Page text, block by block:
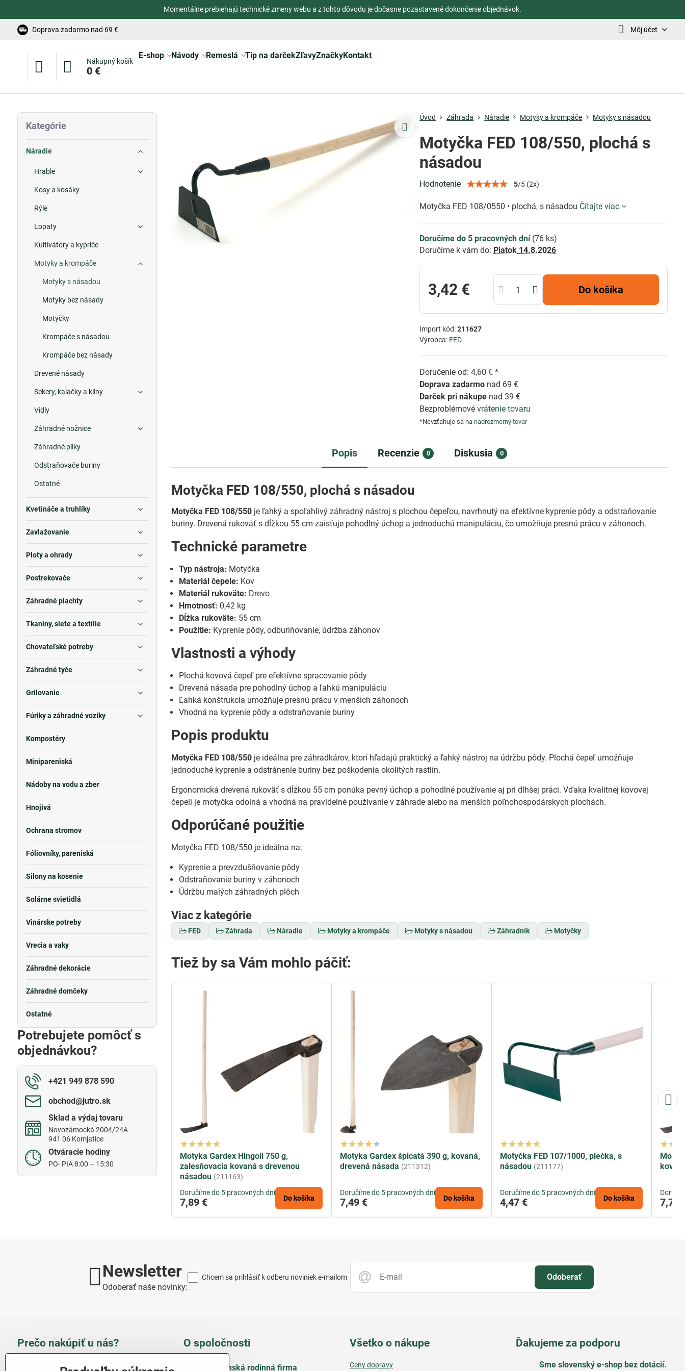
Momentálne prebiehajú technické zmeny webu a z tohto dôvodu je dočasne pozastavené dokončenie objednávok.
Doprava zadarmo nad 69 € Môj účet
Nákupný košík
0 €
E-shop Návody Remeslá Tip na darčekZľavyZnačkyKontakt
Úvod Záhrada Náradie Motyky a krompáče Motyky s násadou
Motyčka FED 108/550, plochá s
násadou
Hodnotenie 5/5 (2x)
Motyčka FED 108/0550 • plochá, s násadou Čítajte viac
Doručíme do 5 pracovných dní (76 ks)
Doručíme k vám do: Piatok 14.8.2026
3,42 € Do košíka
Import kód:211627
Výrobca: FED
Doručenie od: 4,60 € *
Doprava zadarmo nad 69 €
Darček pri nákupe nad 39 €
Bezproblémovévrátenie tovaru
*Nevzťahuje sa nanadrozmerný tovar
Popis Recenzie 0 Diskusia 0
Motyčka FED 108/550, plochá s násadou
Motyčka FED 108/550 je ľahký a spoľahlivý záhradný nástroj s plochou čepeľou, navrhnutý na efektívne kyprenie pôdy a odstraňovanie
buriny. Drevená rukoväť s dĺžkou 55 cm zaisťuje pohodlný úchop a jednoduchú manipuláciu, čo umožňuje presnú prácu v záhonoch.
Technické parametre
Typ nástroja: Motyčka
Materiál čepele: Kov
Materiál rukoväte: Drevo
Hmotnosť: 0,42 kg
Dĺžka rukoväte: 55 cm
Použitie: Kyprenie pôdy, odburiňovanie, údržba záhonov
Vlastnosti a výhody
Plochá kovová čepeľ pre efektívne spracovanie pôdy
Drevená násada pre pohodlný úchop a ľahkú manipuláciu
Ľahká konštrukcia umožňuje presnú prácu v menších záhonoch
Vhodná na kyprenie pôdy a odstraňovanie buriny
Popis produktu
Motyčka FED 108/550 je ideálna pre záhradkárov, ktorí hľadajú praktický a ľahký nástroj na údržbu pôdy. Plochá čepeľ umožňuje
jednoduché kyprenie a odstránenie buriny bez poškodenia okolitých rastlín.
Ergonomická drevená rukoväť s dĺžkou 55 cm ponúka pevný úchop a pohodlné používanie aj pri dlhšej práci. Vďaka kvalitnej kovovej
čepeli je motyčka odolná a vhodná na pravidelné používanie v záhrade alebo na menších poľnohospodárskych plochách.
Odporúčané použitie
Motyčka FED 108/550 je ideálna na:
Kyprenie a prevzdušňovanie pôdy
Odstraňovanie buriny v záhonoch
Údržbu malých záhradných plôch
Viac z kategórie
FED Záhrada Náradie Motyky a krompáče Motyky s násadou Záhradník Motyčky
Tiež by sa Vám mohlo páčiť:
Motyka Gardex Hingoli 750 g,
zalesňovacia kovaná s drevenou
násadou (211163)
Doručíme do 5 pracovných dní
7,89 € Do košíka
Motyka Gardex špicatá 390 g, kovaná,
drevená násada (211312)
Doručíme do 5 pracovných dní
7,49 € Do košíka
Motyčka FED 107/1000, plečka, s
násadou (211177)
Doručíme do 5 pracovných dní
4,47 € Do košíka 7,78
Kategórie
Náradie
Hrable
Kosy a kosáky
Rýle
Lopaty
Kultivátory a kypriče
Motyky a krompáče
Motyky s násadou
Motyky bez násady
Motyčky
Krompáče s násadou
Krompáče bez násady
Drevené násady
Sekery, kalačky a kliny
Vidly
Záhradné nožnice
Záhradné pílky
Odstraňovače buriny
Ostatné
Kvetináče a truhlíky
Zavlažovanie
Ploty a ohrady
Postrekovače
Záhradné plachty
Tkaniny, siete a textílie
Chovateľské potreby
Záhradné tyče
Grilovanie
Fúriky a záhradné vozíky
Kompostéry
Minipareniská
Nádoby na vodu a zber
Hnojivá
Ochrana stromov
Fóliovníky, pareniská
Silony na kosenie
Solárne svietidlá
Vinárske potreby
Vrecia a vaky
Záhradné dekorácie
Záhradné domčeky
Ostatné
Potrebujete pomôcť s
objednávkou?
+421 949 878 590
obchod​@jutro​.sk
Sklad a výdaj tovaru
Novozámocká 2004/24A
941 06 Komjatice
Otváracie hodiny
PO- PIA 8:00 – 15:30
Newsletter
Odoberať naše novinky:
Odoberať
Chcem sa prihlásiť k odberu noviniek e-mailom
Prečo nakúpiť u nás?
Takmer 100 % spokojných
O spoločnosti
Slovenská rodinná firma
Všetko o nákupe
Ceny dopravy
Ďakujeme za podporu
Sme slovenský e-shop bez dotácií​.